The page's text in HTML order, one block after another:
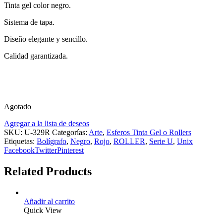
Tinta gel color negro.
Sistema de tapa.
Diseño elegante y sencillo.
Calidad garantizada.
Agotado
Agregar a la lista de deseos
SKU: U-329R Categorías: Arte, Esferos Tinta Gel o Rollers
Etiquetas: Bolígrafo, Negro, Rojo, ROLLER, Serie U, Unix
FacebookTwitterPinterest
Related Products
Añadir al carrito
Quick View